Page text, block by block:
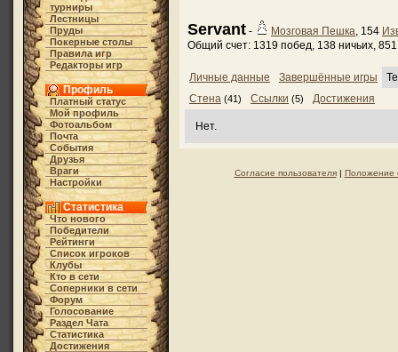
турниры
Лестницы
Пруды
Покерные столы
Правила игр
Редакторы игр
Профиль
Платный статус
Мой профиль
Фотоальбом
Почта
События
Друзья
Враги
Настройки
Статистика
Что нового
Победители
Рейтинги
Список игроков
Клубы
Кто в cети
Соперники в сети
Форум
Голосование
Раздел Чата
Статистика
Достижения
Servant - Мозговая Пешка, 154
Общий счет: 1319 побед, 138 ничьих,
Личные данные Завершённые игры
Стена (41) Ссылки (5) Достижения
Нет.
Согласие пользователя| Положение